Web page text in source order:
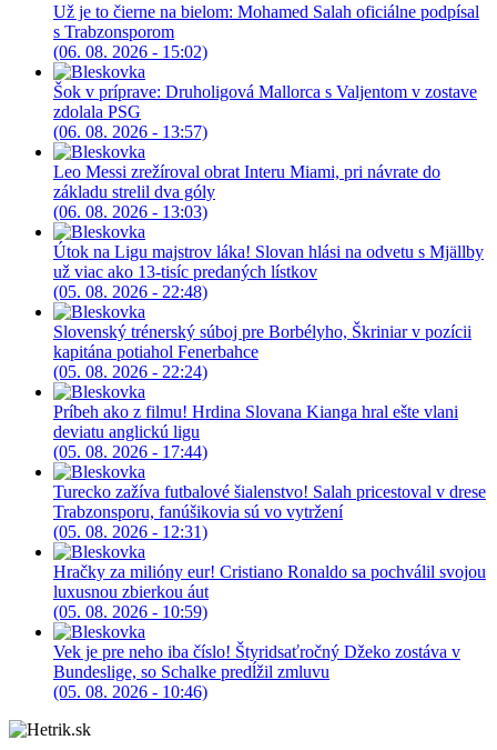
Už je to čierne na bielom: Mohamed Salah oficiálne podpísal
s Trabzonsporom
(06. 08. 2026 - 15:02)
Šok v príprave: Druholigová Mallorca s Valjentom v zostave
zdolala PSG
(06. 08. 2026 - 13:57)
Leo Messi zrežíroval obrat Interu Miami, pri návrate do
základu strelil dva góly
(06. 08. 2026 - 13:03)
Útok na Ligu majstrov láka! Slovan hlási na odvetu s Mjällby
už viac ako 13-tisíc predaných lístkov
(05. 08. 2026 - 22:48)
Slovenský trénerský súboj pre Borbélyho, Škriniar v pozícii
kapitána potiahol Fenerbahce
(05. 08. 2026 - 22:24)
Príbeh ako z filmu! Hrdina Slovana Kianga hral ešte vlani
deviatu anglickú ligu
(05. 08. 2026 - 17:44)
Turecko zažíva futbalové šialenstvo! Salah pricestoval v drese
Trabzonsporu, fanúšikovia sú vo vytržení
(05. 08. 2026 - 12:31)
Hračky za milióny eur! Cristiano Ronaldo sa pochválil svojou
luxusnou zbierkou áut
(05. 08. 2026 - 10:59)
Vek je pre neho iba číslo! Štyridsaťročný Džeko zostáva v
Bundeslige, so Schalke predĺžil zmluvu
(05. 08. 2026 - 10:46)